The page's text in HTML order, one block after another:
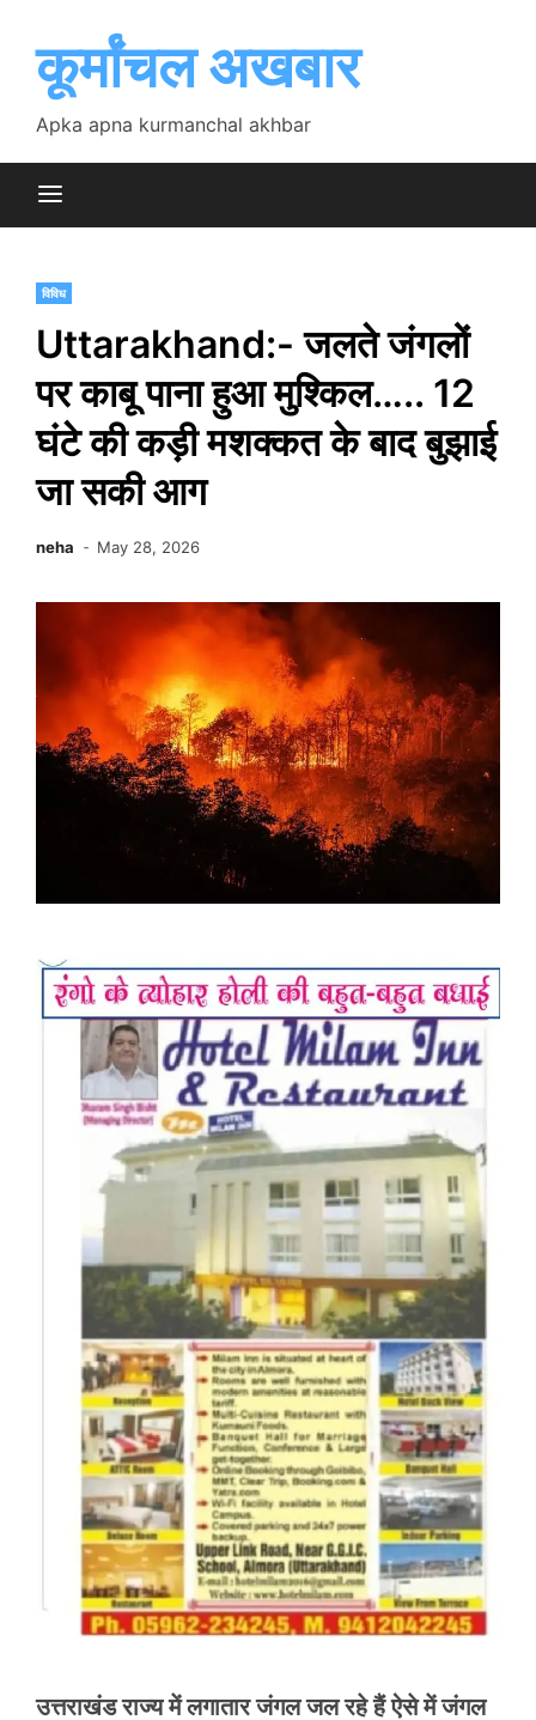
contentकूर्मांचल अखबार
Apka apna kurmanchal akhbar
विविध
Uttarakhand:- जलते जंगलों
पर काबू पाना हुआ मुश्किल….. 12
घंटे की कड़ी मशक्कत के बाद बुझाई
जा सकी आग
neha May 28, 2026
उत्तराखंड राज्य में लगातार जंगल जल रहे हैं ऐसे में जंगल